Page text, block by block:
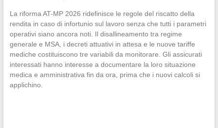
La riforma AT-MP 2026 ridefinisce le regole del riscatto della
rendita in caso di infortunio sul lavoro senza che tutti i parametri
operativi siano ancora noti. Il disallineamento tra regime
generale e MSA, i decreti attuativi in attesa e le nuove tariffe
mediche costituiscono tre variabili da monitorare. Gli assicurati
interessati hanno interesse a documentare la loro situazione
medica e amministrativa fin da ora, prima che i nuovi calcoli si
applichino.